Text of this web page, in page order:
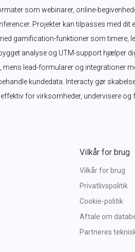
som webinarer, online-
Projekter kan tilpasses med dit
gamification-funktioner som timere,
analyse og UTM-support hjælper
mens lead-formularer og integrationer
kundedata. Interacty gør
for virksomheder, undervisere og
Vilkår for brug
Vilkår for brug
Privatlivspolitik
Cookie-politik
Aftale om
Partneres